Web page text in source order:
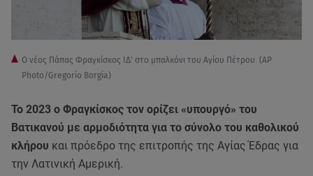
Ο νέος Πάπας Φραγκίσκος ΙΔ' στο μπαλκόνι του Αγίου Πέτρου (AP
Photo/Gregorio Borgia)
Το 2023 ο Φραγκίσκος τον ορίζει «υπουργό» του
Βατικανού με αρμοδιότητα για το σύνολο του καθολικού
κλήρου και πρόεδρο της επιτροπής της Αγίας Έδρας για
την Λατινική Αμερική.